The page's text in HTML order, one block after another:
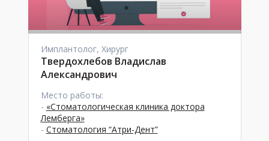
Имплантолог, Хирург
Твердохлебов Владислав
Александрович
Место работы:
- «Стоматологическая клиника доктора
Лемберга»
- Стоматология “Атри-Дент”